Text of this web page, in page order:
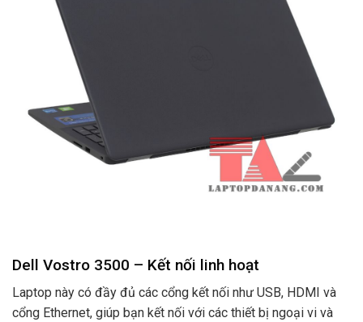
Dell Vostro 3500 – Kết nối linh hoạt
Laptop này có đầy đủ các cổng kết nối như USB, HDMI và
cổng Ethernet, giúp bạn kết nối với các thiết bị ngoại vi và